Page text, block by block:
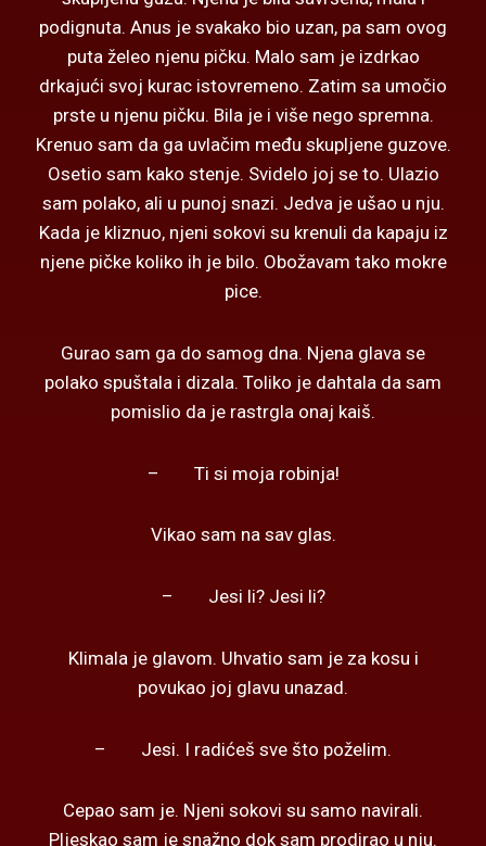
podignuta. Anus je svakako bio uzan, pa sam ovog
puta želeo njenu pičku. Malo sam je izdrkao
drkajući svoj kurac istovremeno. Zatim sa umočio
prste u njenu pičku. Bila je i više nego spremna.
Krenuo sam da ga uvlačim među skupljene guzove.
Osetio sam kako stenje. Svidelo joj se to. Ulazio
sam polako, ali u punoj snazi. Jedva je ušao u nju.
Kada je kliznuo, njeni sokovi su krenuli da kapaju iz
njene pičke koliko ih je bilo. Obožavam tako mokre
pice.
Gurao sam ga do samog dna. Njena glava se
polako spuštala i dizala. Toliko je dahtala da sam
pomislio da je rastrgla onaj kaiš.
– Ti si moja robinja!
Vikao sam na sav glas.
– Jesi li? Jesi li?
Klimala je glavom. Uhvatio sam je za kosu i
povukao joj glavu unazad.
– Jesi. I radićeš sve što poželim.
Cepao sam je. Njeni sokovi su samo navirali.
Pljeskao sam je snažno dok sam prodirao u nju.